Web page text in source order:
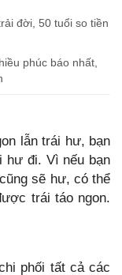
đời, 50 tuổi so tiền
phúc báo nhất,
lẫn trái hư, bạn
hư đi. Vì nếu bạn
sẽ hư, có thể
trái táo ngon.
phối tất cả các